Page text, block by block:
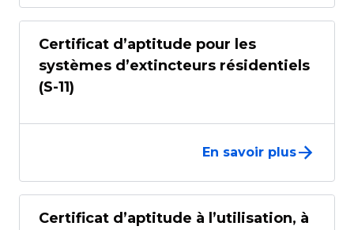
Certificat d’aptitude pour les
systèmes d’extincteurs résidentiels
(S-11)
En savoir plus
Certificat d’aptitude à l’utilisation, à